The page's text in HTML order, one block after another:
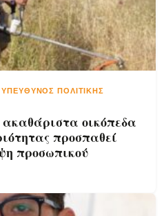
ΥΠΕΎΘΥΝΟΣ ΠΟΛΙΤΙΚΉΣ
οικόπεδα
προσπαθεί
προσωπικού